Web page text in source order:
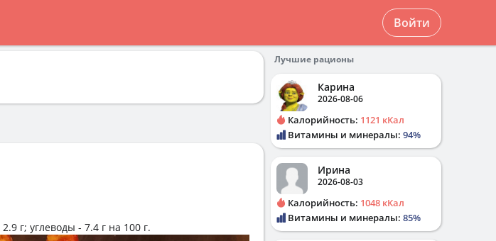
Войти
2.9 г; углеводы - 7.4 г на 100 г.
Лучшие рационы
Карина
2026-08-06
Калорийность: 1121 кКал
Витамины и минералы: 94%
Ирина
2026-08-03
Калорийность: 1048 кКал
Витамины и минералы: 85%